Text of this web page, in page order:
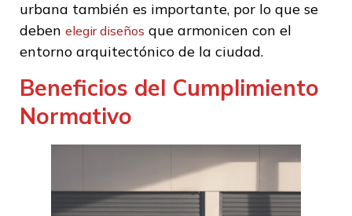
urbana también es importante, por lo que se
deben elegir diseños que armonicen con el
entorno arquitectónico de la ciudad.
Beneficios del Cumplimiento
Normativo